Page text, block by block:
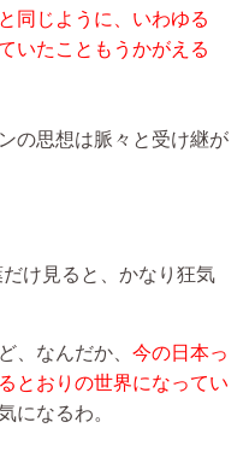
同じように、いわゆる
いたこともうかがえる
の思想は脈々と受け継が
け見ると、かなり狂気
、なんだか、 今の日本っ
とおりの世界になってい
になるわ。